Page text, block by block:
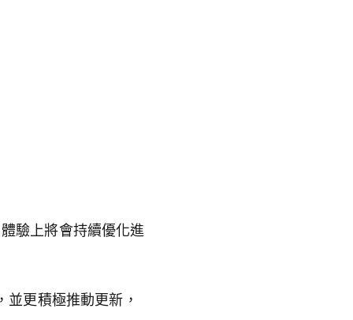
驗上將會持續優化進
更積極推動更新，